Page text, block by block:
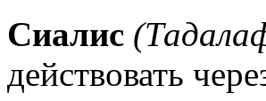
Сиалис
действовать